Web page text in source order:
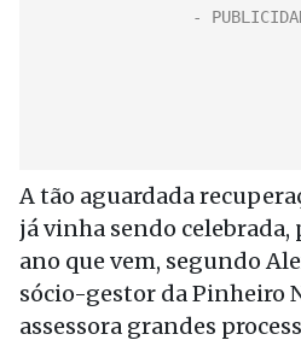
A tão aguardada
já vinha sendo celebrada,
ano que vem, segundo
sócio-gestor da Pinheiro
assessora grandes